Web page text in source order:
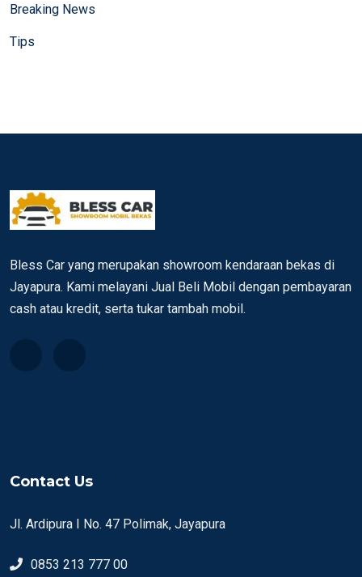
Breaking News
Tips
Bless Car yang merupakan showroom kendaraan bekas di
Jayapura. Kami melayani Jual Beli Mobil dengan pembayaran
cash atau kredit, serta tukar tambah mobil.
Contact Us
Jl. Ardipura I No. 47 Polimak, Jayapura
0853 213 777 00